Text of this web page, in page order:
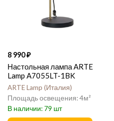
8 990
Настольная лампа ARTE
Lamp A7055LT-1BK
ARTE Lamp Италия
4
79